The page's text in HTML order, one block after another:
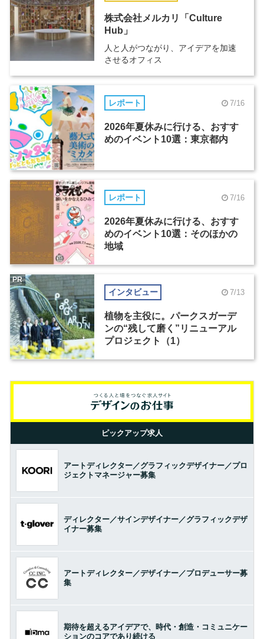
株式会社メルカリ「Culture
Hub」
人と人がつながり、アイデアを加速
させるオフィス
レポート 7/16
2026年夏休みに行ける、おすす
めのイベント10選：東京都内
レポート 7/16
2026年夏休みに行ける、おすす
めのイベント10選：そのほかの
地域
インタビュー 7/13
植物を主役に。パークスガーデ
ンの“残して磨く”リニューアル
プロジェクト（1）
PR
ピックアップ求人
アートディレクター／グラフィックデザイナー／プロ
ジェクトマネージャー募集
ディレクター／サインデザイナー／グラフィックデザ
イナー募集
アートディレクター／デザイナー／プロデューサー募
集
期待を超えるアイデアで、時代・創造・コミュニケー
ションのコアであり続ける